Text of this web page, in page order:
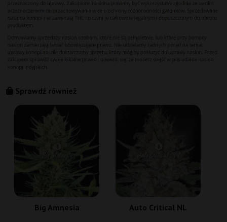
Sprawdź również
Big Amnesia Auto Critical NL